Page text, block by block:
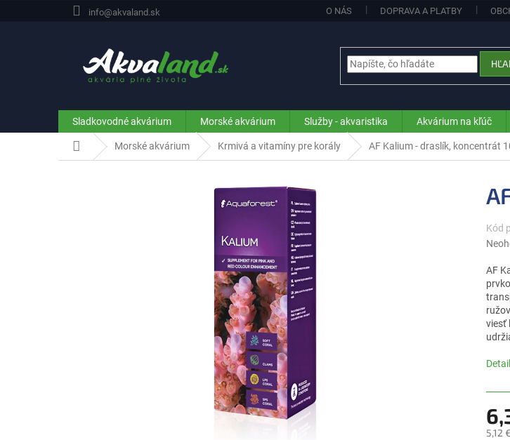
info@akvaland.sk O NÁS DOPRAVA A PLATBY
Sladkovodné akvárium Morské akvárium Služby - akvaristika Akvárium na kľúč
DomovMorské akvárium Krmivá a vitamíny pre korály AF Kalium - draslík, koncentrát
Kód
je
0,0
z
5
AF
viesť
5,12